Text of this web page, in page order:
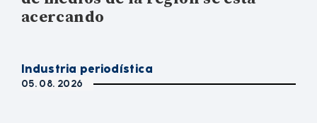
acercando
Industria periodística
05. 08. 2026